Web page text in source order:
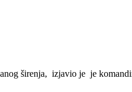
širenja, izjavio je je